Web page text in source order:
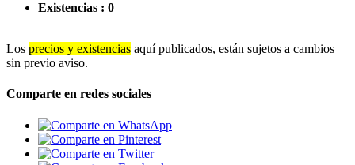
Existencias : 0
Los precios y existencias aquí publicados, están sujetos a cambios
sin previo aviso.
Comparte en redes sociales